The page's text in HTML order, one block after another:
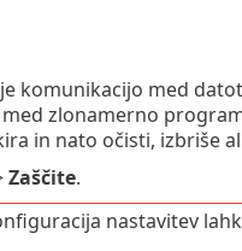
komunikacijo med
zlonamerno
in nato očisti, izbriše
Zaščite.
nastavitev